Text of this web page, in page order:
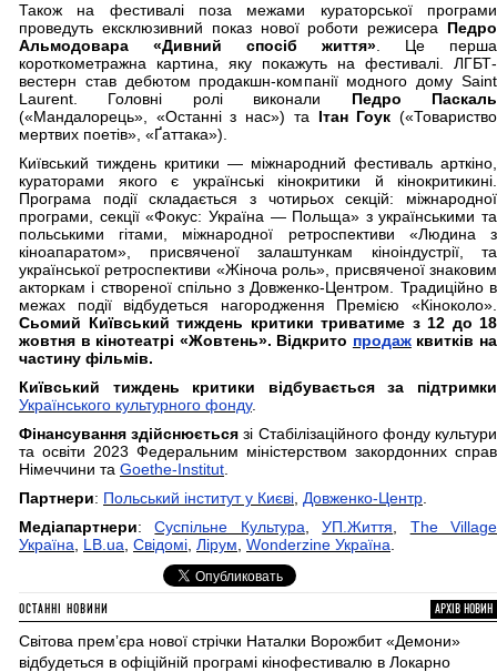
Також на фестивалі поза межами кураторської програми
проведуть ексклюзивний показ нової роботи режисера Педро
Альмодовара «Дивний спосіб життя» . Це перша
короткометражна картина, яку покажуть на фестивалі. ЛГБТ-
вестерн став дебютом продакшн-компанії модного дому Saint
Laurent. Головні ролі виконали Педро Паскаль
(«Мандалорець», «Останні з нас») та Ітан Гоук(«Товариство
мертвих поетів», «Ґаттака»).
Київський тиждень критики — міжнародний фестиваль арткіно,
кураторами якого є українські кінокритики й кінокритикині.
Програма події складається з чотирьох секцій: міжнародної
програми, секції «Фокус: Україна — Польща» з українськими та
польськими гітами, міжнародної ретроспективи «Людина з
кіноапаратом», присвяченої залаштункам кіноіндустрії, та
української ретроспективи «Жіноча роль», присвяченої знаковим
акторкам і створеної спільно з Довженко-Центром. Традиційно в
межах події відбудеться нагородження Премією «Кіноколо».
Сьомий Київський тиждень критики триватиме з 12 до 18
жовтня в кінотеатрі «Жовтень». Відкрито продажквитків на
частину фільмів.
Київський тиждень критики відбувається за підтримки
Українського культурного фонду.
Фінансування здійснюється зі Стабілізаційного фонду культури
та освіти 2023 Федеральним міністерством закордонних справ
Німеччини та Goethe-Institut
Партнери: Польський інститут у Києві Довженко-Центр
Медіапартнери:Суспільне Культура ,УП.Життя
The Village
Україна
LB.ua Свідомі Лірум Wonderzine Україна
ОСТАННІ НОВИНИ АРХІВ НОВИН
Світова премʼєра нової стрічки Наталки Ворожбит «Демони»
відбудеться в офіційній програмі кінофестивалю в Локарно